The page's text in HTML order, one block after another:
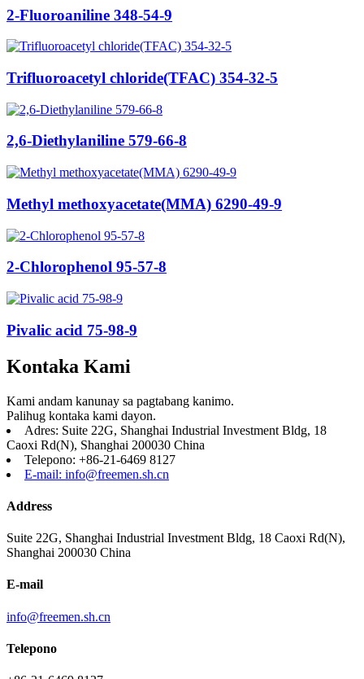
2-Fluoroaniline 348-54-9
Trifluoroacetyl chloride(TFAC) 354-32-5
2,6-Diethylaniline 579-66-8
Methyl methoxyacetate(MMA) 6290-49-9
2-Chlorophenol 95-57-8
Pivalic acid 75-98-9
Kontaka Kami
Kami andam kanunay sa pagtabang kanimo.
Palihug kontaka kami dayon.
Adres: Suite 22G, Shanghai Industrial Investment Bldg, 18
Caoxi Rd(N), Shanghai 200030 China
Telepono: +86-21-6469 8127
E-mail: info@freemen.sh.cn
Address
Suite 22G, Shanghai Industrial Investment Bldg, 18 Caoxi Rd(N),
Shanghai 200030 China
E-mail
info@freemen.sh.cn
Telepono